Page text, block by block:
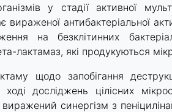
у стадії активної
вираженої антибактеріальної
на безклітинних
лактамаз, які продукуються
щодо запобігання
досліджень цілісних
синергізм з